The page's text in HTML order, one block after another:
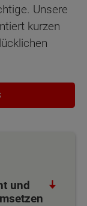
Unsere
kurzen
und